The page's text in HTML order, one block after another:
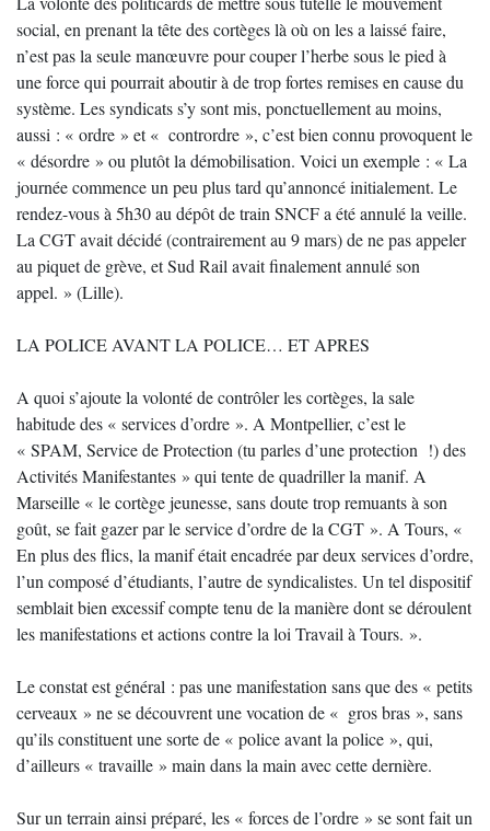
social, en prenant la tête des cortèges là où on les a laissé faire,
n’est pas la seule manœuvre pour couper l’herbe sous le pied à
une force qui pourrait aboutir à de trop fortes remises en cause du
système. Les syndicats s’y sont mis, ponctuellement au moins,
aussi : « ordre » et « contrordre », c’est bien connu provoquent le
« désordre » ou plutôt la démobilisation. Voici un exemple : « La
journée commence un peu plus tard qu’annoncé initialement. Le
rendez-vous à 5h30 au dépôt de train SNCF a été annulé la veille.
La CGT avait décidé (contrairement au 9 mars) de ne pas appeler
au piquet de grève, et Sud Rail avait finalement annulé son
appel. » (Lille).
LA POLICE AVANT LA POLICE… ET APRES
A quoi s’ajoute la volonté de contrôler les cortèges, la sale
habitude des « services d’ordre ». A Montpellier, c’est le
« SPAM, Service de Protection (tu parles d’une protection !) des
Activités Manifestantes » qui tente de quadriller la manif. A
Marseille « le cortège jeunesse, sans doute trop remuants à son
goût, se fait gazer par le service d’ordre de la CGT ». A Tours, «
En plus des flics, la manif était encadrée par deux services d’ordre,
l’un composé d’étudiants, l’autre de syndicalistes. Un tel dispositif
semblait bien excessif compte tenu de la manière dont se déroulent
les manifestations et actions contre la loi Travail à Tours. ».
Le constat est général : pas une manifestation sans que des « petits
cerveaux » ne se découvrent une vocation de « gros bras », sans
qu’ils constituent une sorte de « police avant la police », qui,
d’ailleurs « travaille » main dans la main avec cette dernière.
Sur un terrain ainsi préparé, les « forces de l’ordre » se sont fait un